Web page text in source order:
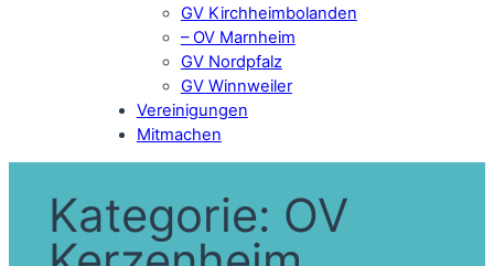
GV Kirchheimbolanden
– OV Marnheim
GV Nordpfalz
GV Winnweiler
Vereinigungen
Mitmachen
Kategorie: OV